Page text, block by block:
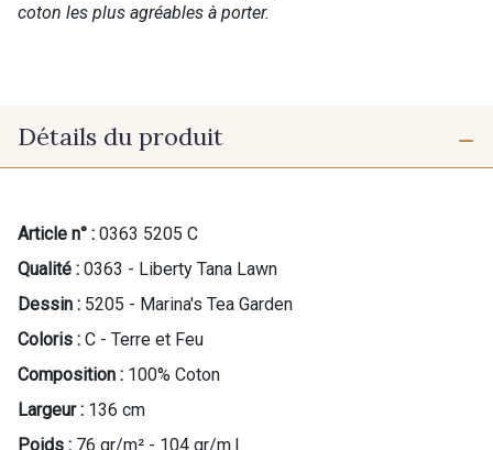
coton les plus agréables à porter.
Détails du produit
Article n° : 0363 5205 C
Qualité : 0363 - Liberty Tana Lawn
Dessin : 5205 - Marina's Tea Garden
Coloris : C - Terre et Feu
Composition : 100% Coton
Largeur : 136 cm
Poids : 76 gr/m² - 104 gr/m.l.